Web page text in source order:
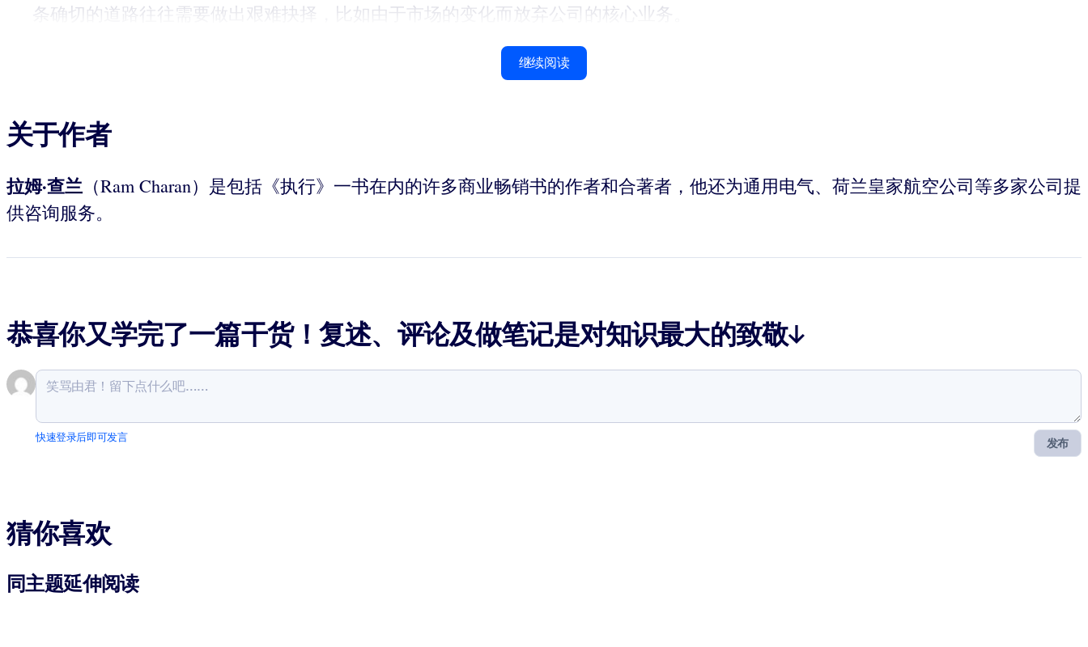
条确切的道路往往需要做出艰难抉择，比如由于市场的变化而放弃公司的核心业务。
继续阅读
关于作者
拉姆·查兰 （Ram Charan）是包括《执行》一书在内的许多商业畅销书的作者和合著者，他还为通用电气、荷兰皇家航空公司等多家公司提
供咨询服务。
恭喜你又学完了一篇干货！复述、评论及做笔记是对知识最大的致敬↓
发布
快速登录后即可发言
猜你喜欢
同主题延伸阅读